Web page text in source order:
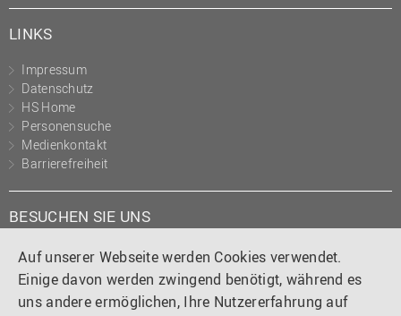
Auf unserer Webseite werden Cookies verwendet.
Einige davon werden zwingend benötigt, während es
uns andere ermöglichen, Ihre Nutzererfahrung auf
Studium und Lehre
Transfer- und
Innovationsmanagement
LINKS
Impressum
Datenschutz
HS Home
Personensuche
Medienkontakt
Barrierefreiheit
BESUCHEN SIE UNS
Instagram
TiktokLinkedIn
YouTube
Facebook